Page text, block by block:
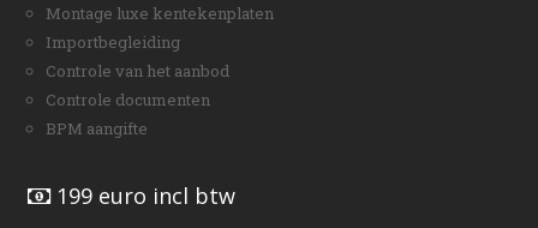
Montage luxe kentekenplaten
Importbegleiding
Controle van het aanbod
Controle documenten
BPM aangifte
199 euro incl btw